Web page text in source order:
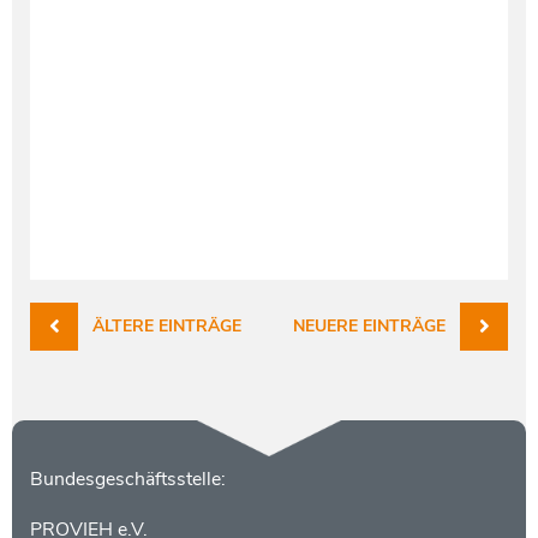
ÄLTERE EINTRÄGE NEUERE EINTRÄGE
Kontakt
Bundesgeschäftsstelle:
PROVIEH e.V.